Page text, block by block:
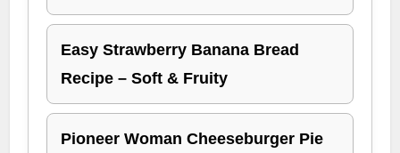
Easy Strawberry Banana Bread
Recipe – Soft & Fruity
Pioneer Woman Cheeseburger Pie